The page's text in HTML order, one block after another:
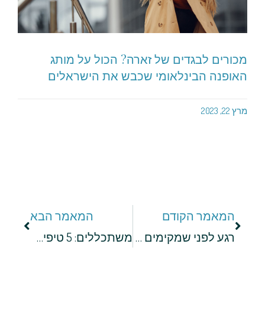
מכורים לבגדים של זארה? הכול על מותג
האופנה הבינלאומי שכבש את הישראלים
מרץ 22, 2023
המאמר הקודם
רגע לפני שמקימים חנות אופנה: היועץ העסקי יוסי שינובר עם כל הטיפים העסקיים שכדאי לכם להכיר
המאמר הבא
משתכללים: 5 טיפים לייעול עסק בתחום האופנה